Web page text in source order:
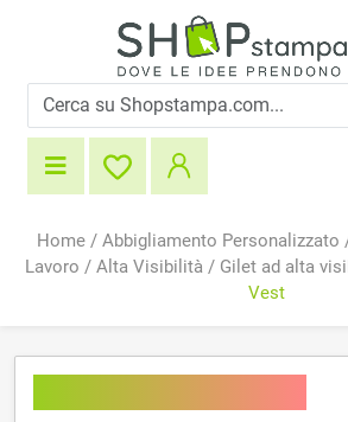
Home / Abbigliamento Personalizzato
Lavoro / Alta Visibilità / Gilet ad alta
Vest